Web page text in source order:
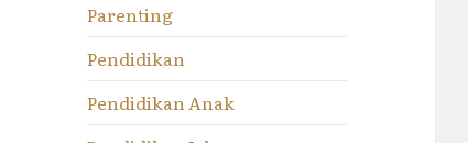
Parenting
Pendidikan
Pendidikan Anak